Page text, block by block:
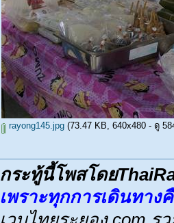
rayong145.jpg (73.47 KB, 640x480 - ดู
กระทู้นี้โพสโดย
เพราะทุกการเดินทาง